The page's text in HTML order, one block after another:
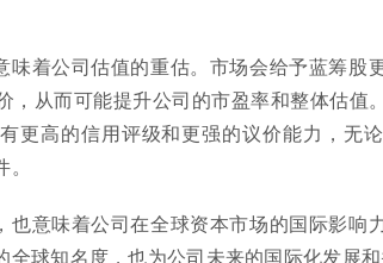
味着公司估值的重估。市场会给予蓝筹股
，从而可能提升公司的市盈率和整体估值
更高的信用评级和更强的议价能力，无
也意味着公司在全球资本市场的国际影响
球知名度，也为公司未来的国际化发展和